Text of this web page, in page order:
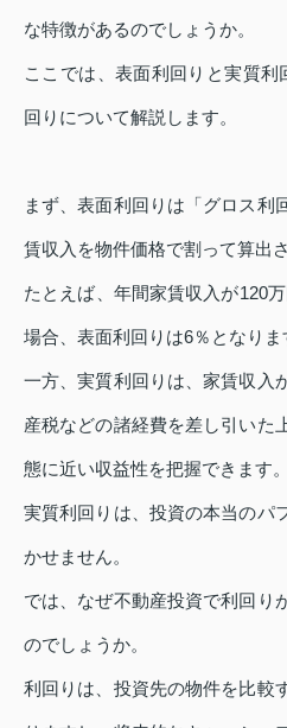
な特徴があるのでしょうか。
ここでは、表面利回りと実質利
回りについて解説します。
まず、表面利回りは「グロス利
賃収入を物件価格で割って算出
たとえば、年間家賃収入が120
場合、表面利回りは6％となりま
一方、実質利回りは、家賃収入
産税などの諸経費を差し引いた
態に近い収益性を把握できます。
実質利回りは、投資の本当のパ
かせません。
では、なぜ不動産投資で利回り
のでしょうか。
利回りは、投資先の物件を比較